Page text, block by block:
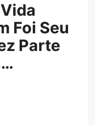
Foi Seu
Parte